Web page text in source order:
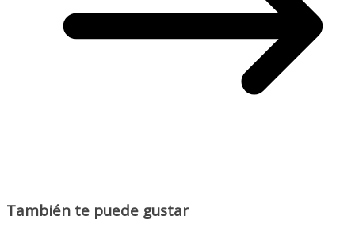
También te puede gustar